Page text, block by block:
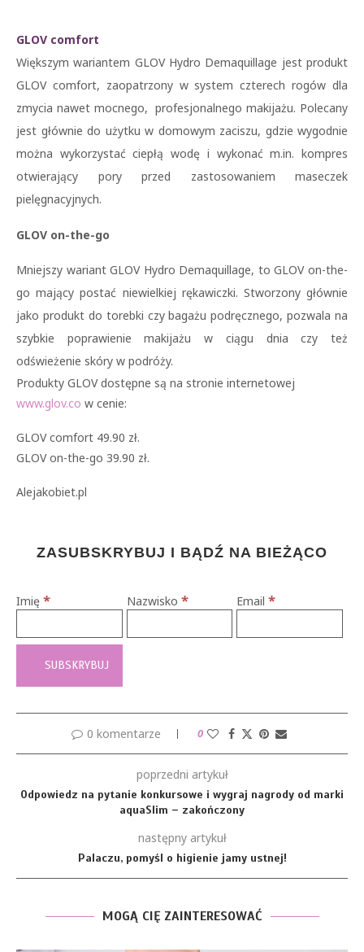
GLOV comfort
Większym wariantem GLOV Hydro Demaquillage jest produkt
GLOV comfort, zaopatrzony w system czterech rogów dla
zmycia nawet mocnego, profesjonalnego makijażu. Polecany
jest głównie do użytku w domowym zaciszu, gdzie wygodnie
można wykorzystać ciepłą wodę i wykonać m.in. kompres
otwierający pory przed zastosowaniem maseczek
pielęgnacyjnych.
GLOV on-the-go
Mniejszy wariant GLOV Hydro Demaquillage, to GLOV on-the-
go mający postać niewielkiej rękawiczki. Stworzony głównie
jako produkt do torebki czy bagażu podręcznego, pozwala na
szybkie poprawienie makijażu w ciągu dnia czy też
odświeżenie skóry w podróży.
Produkty GLOV dostępne są na stronie internetowej
www.glov.co w cenie:
GLOV comfort 49.90 zł.
GLOV on-the-go 39.90 zł.
Alejakobiet.pl
ZASUBSKRYBUJ I BĄDŹ NA BIEŻĄCO
Imię * Nazwisko * Email*
0 komentarze 0
poprzedni artykuł
Odpowiedz na pytanie konkursowe i wygraj nagrody od marki
aquaSlim – zakończony
następny artykuł
Palaczu, pomyśl o higienie jamy ustnej!
MOGĄ CIĘ ZAINTERESOWAĆ